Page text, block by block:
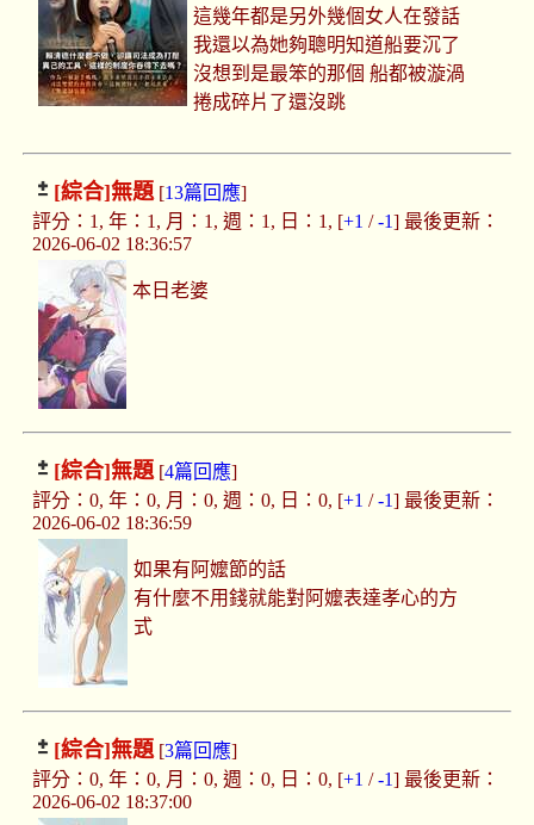
這幾年都是另外幾個女人在發話
我還以為她夠聰明知道船要沉了
沒想到是最笨的那個 船都被漩渦
捲成碎片了還沒跳
[綜合]無題[13篇回應]
評分：1, 年：1, 月：1, 週：1, 日：1, [+1 /-1] 最後更新：
2026-06-02 18:36:57
本日老婆
[綜合]無題[4篇回應]
評分：0, 年：0, 月：0, 週：0, 日：0, [+1 /-1] 最後更新：
2026-06-02 18:36:59
如果有阿嬤節的話
有什麼不用錢就能對阿嬤表達孝心的方
式
[綜合]無題[3篇回應]
評分：0, 年：0, 月：0, 週：0, 日：0, [+1 /-1] 最後更新：
2026-06-02 18:37:00